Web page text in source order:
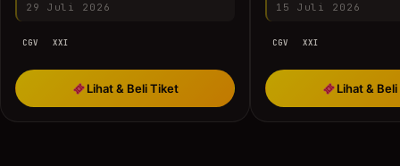
29 Juli 2026
CGV XXI
Lihat & Beli Tiket
15 Juli 2026
CGV XXI
Lihat &